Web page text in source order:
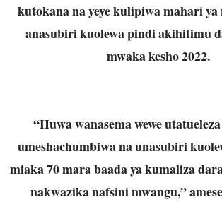
kutokana na yeye kulipiwa mahari ya
anasubiri kuolewa pindi akihitimu
mwaka kesho 2022.
“Huwa wanasema wewe
umeshachumbiwa na unasubiri
miaka 70 mara baada ya kumaliza
nakwazika nafsini mwangu,”